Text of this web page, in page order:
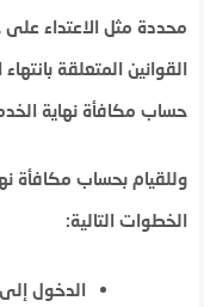
محددة مثل الاعتداء
القوانين المتعلقة
حساب مكافأة نهاية
وللقيام بحساب مكافأة
الخطوات التالية:
الدخول